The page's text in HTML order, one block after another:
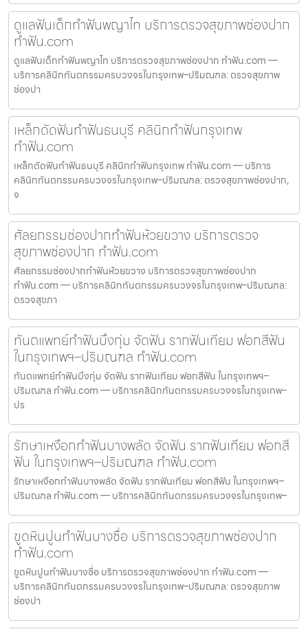
ดูแลฟันเด็กทำฟันพญาไท บริการตรวจสุขภาพช่องปาก
ทำฟัน.com
ดูแลฟันเด็กทำฟันพญาไท บริการตรวจสุขภาพช่องปาก ทำฟัน.com —
บริการคลินิกทันตกรรมครบวงจรในกรุงเทพ–ปริมณฑล: ตรวจสุขภาพ
ช่องปา
เหล็กดัดฟันทำฟันธนบุรี คลินิกทำฟันกรุงเทพ
ทำฟัน.com
เหล็กดัดฟันทำฟันธนบุรี คลินิกทำฟันกรุงเทพ ทำฟัน.com — บริการ
คลินิกทันตกรรมครบวงจรในกรุงเทพ–ปริมณฑล: ตรวจสุขภาพช่องปาก,
จ
ศัลยกรรมช่องปากทำฟันห้วยขวาง บริการตรวจ
สุขภาพช่องปาก ทำฟัน.com
ศัลยกรรมช่องปากทำฟันห้วยขวาง บริการตรวจสุขภาพช่องปาก
ทำฟัน.com — บริการคลินิกทันตกรรมครบวงจรในกรุงเทพ–ปริมณฑล:
ตรวจสุขภา
ทันตแพทย์ทำฟันบึงกุ่ม จัดฟัน รากฟันเทียม ฟอกสีฟัน
ในกรุงเทพฯ–ปริมณฑล ทำฟัน.com
ทันตแพทย์ทำฟันบึงกุ่ม จัดฟัน รากฟันเทียม ฟอกสีฟัน ในกรุงเทพฯ–
ปริมณฑล ทำฟัน.com — บริการคลินิกทันตกรรมครบวงจรในกรุงเทพ–
ปร
รักษาเหงือกทำฟันบางพลัด จัดฟัน รากฟันเทียม ฟอกสี
ฟัน ในกรุงเทพฯ–ปริมณฑล ทำฟัน.com
รักษาเหงือกทำฟันบางพลัด จัดฟัน รากฟันเทียม ฟอกสีฟัน ในกรุงเทพฯ–
ปริมณฑล ทำฟัน.com — บริการคลินิกทันตกรรมครบวงจรในกรุงเทพ–
ขูดหินปูนทำฟันบางซื่อ บริการตรวจสุขภาพช่องปาก
ทำฟัน.com
ขูดหินปูนทำฟันบางซื่อ บริการตรวจสุขภาพช่องปาก ทำฟัน.com —
บริการคลินิกทันตกรรมครบวงจรในกรุงเทพ–ปริมณฑล: ตรวจสุขภาพ
ช่องปา